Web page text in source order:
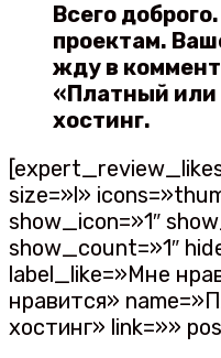
Всего
проектам.
жду в
«Платный
хостинг.
size=»l»
show_icon=»1″
show_count=»1″
label_like=»Мне
нравится»
хостинг» link=»»